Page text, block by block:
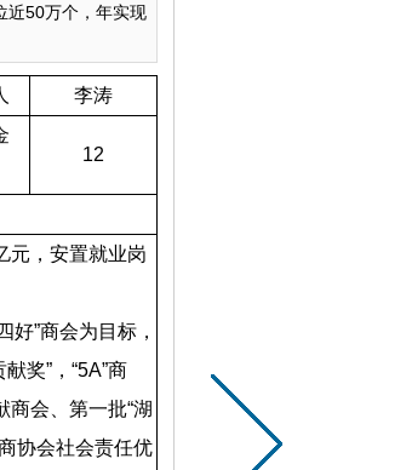
近50万个，年实现
李涛
12
元，安置就业岗
”商会为目标，
奖”，“5A”商
商会、第一批“湖
协会社会责任优